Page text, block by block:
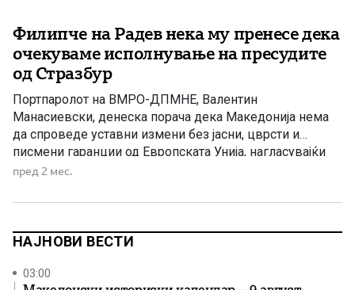
Филипче на Радев нека му пренесе дека
очекуваме исполнување на пресудите
од Стразбур
Портпаролот на ВМРО-ДПМНЕ, Валентин
Манасиевски, денеска порача дека Македонија нема
да спроведе уставни измени без јасни, цврсти и
писмени гаранции од Европската Унија, нагласувајќи
дека државата нема повторно да прави отстапки без
евроинтегративниот процес. „Македонија без гаранции
Филипче на […]
пред 2 мес.
НАЈНОВИ ВЕСТИ
03:00